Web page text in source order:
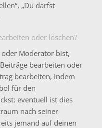
„Du darfst
oder löschen?
Moderator bist,
bearbeiten oder
bearbeiten, indem
für den
eventuell ist dies
nach seiner
jemand auf deinen